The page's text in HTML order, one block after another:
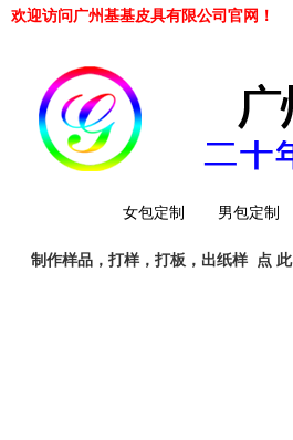
欢迎访问广州基基皮具有限公司官网！
女包定制 男包定制
工厂简介
制作样品，打样，打板，出纸样 点 此